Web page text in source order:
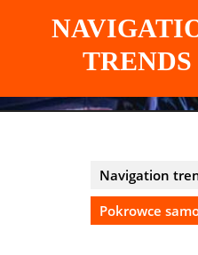
TRENDS
Navigation
Pokrowce